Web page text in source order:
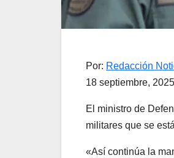
Por: Redacción
18 septiembre, 2025
El ministro de
militares que se
«Así continúa la